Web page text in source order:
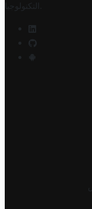
التكنولوجيا